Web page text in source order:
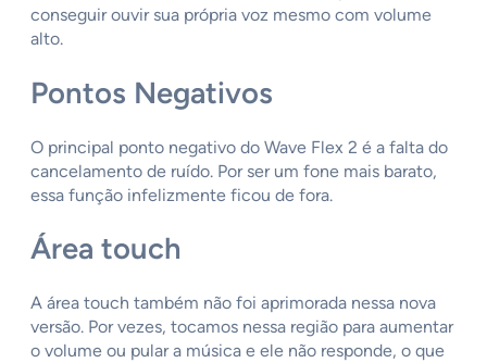
conseguir ouvir sua própria voz mesmo com volume
alto.
Pontos Negativos
O principal ponto negativo do Wave Flex 2 é a falta do
cancelamento de ruído. Por ser um fone mais barato,
essa função infelizmente ficou de fora.
Área touch
A área touch também não foi aprimorada nessa nova
versão. Por vezes, tocamos nessa região para aumentar
o volume ou pular a música e ele não responde, o que